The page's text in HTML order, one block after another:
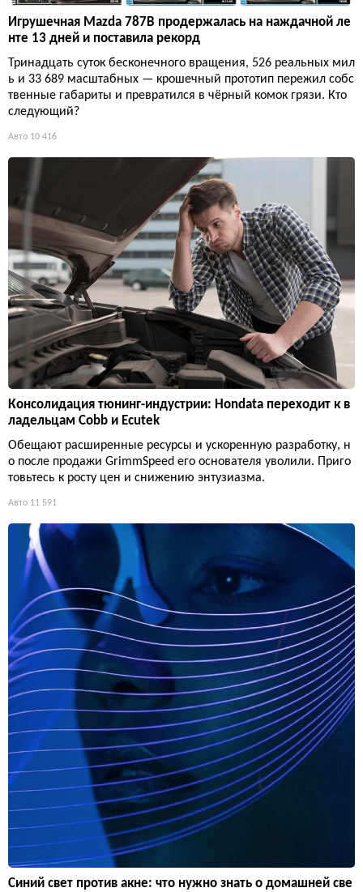
Игрушечная Mazda 787B продержалась на наждачной ле
нте 13 дней и поставила рекорд
Тринадцать суток бесконечного вращения, 526 реальных мил
ь и 33 689 масштабных — крошечный прототип пережил собс
твенные габариты и превратился в чёрный комок грязи. Кто
следующий?
Авто 10 416
Консолидация тюнинг-индустрии: Hondata переходит к в
ладельцам Cobb и Ecutek
Обещают расширенные ресурсы и ускоренную разработку, н
о после продажи GrimmSpeed его основателя уволили. Приго
товьтесь к росту цен и снижению энтузиазма.
Авто 11 591
Синий свет против акне: что нужно знать о домашней све